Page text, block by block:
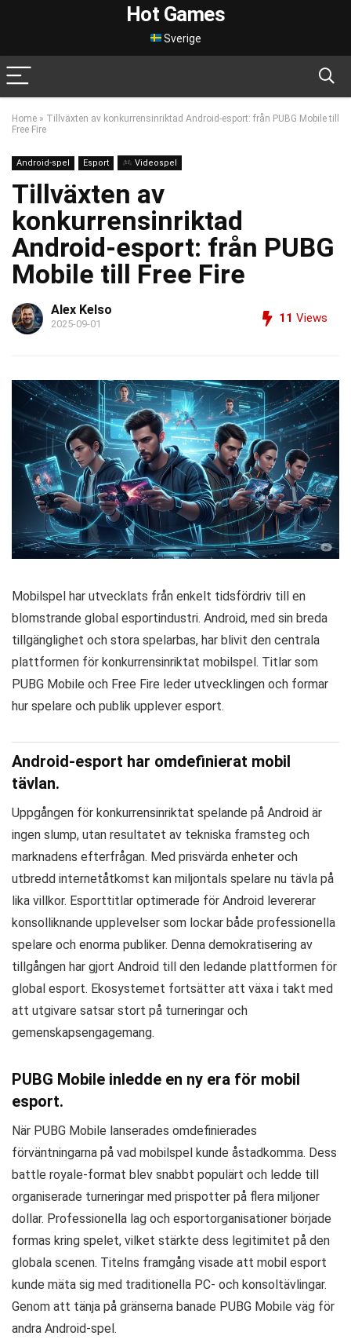
Hot Games
Sverige
Home » Tillväxten av konkurrensinriktad Android-esport: från PUBG Mobile till
Free Fire
Android-spel Esport Videospel
Tillväxten av
konkurrensinriktad
Android-esport: från PUBG
Mobile till Free Fire
Alex Kelso
2025-09-01 11 Views
Mobilspel har utvecklats från enkelt tidsfördriv till en
blomstrande global esportindustri. Android, med sin breda
tillgänglighet och stora spelarbas, har blivit den centrala
plattformen för konkurrensinriktat mobilspel. Titlar som
PUBG Mobile och Free Fire leder utvecklingen och formar
hur spelare och publik upplever esport.
Android-esport har omdefinierat mobil
tävlan.
Uppgången för konkurrensinriktat spelande på Android är
ingen slump, utan resultatet av tekniska framsteg och
marknadens efterfrågan. Med prisvärda enheter och
utbredd internetåtkomst kan miljontals spelare nu tävla på
lika villkor. Esporttitlar optimerade för Android levererar
konsolliknande upplevelser som lockar både professionella
spelare och enorma publiker. Denna demokratisering av
tillgången har gjort Android till den ledande plattformen för
global esport. Ekosystemet fortsätter att växa i takt med
att utgivare satsar stort på turneringar och
gemenskapsengagemang.
PUBG Mobile inledde en ny era för mobil
esport.
När PUBG Mobile lanserades omdefinierades
förväntningarna på vad mobilspel kunde åstadkomma. Dess
battle royale-format blev snabbt populärt och ledde till
organiserade turneringar med prispotter på flera miljoner
dollar. Professionella lag och esportorganisationer började
formas kring spelet, vilket stärkte dess legitimitet på den
globala scenen. Titelns framgång visade att mobil esport
kunde mäta sig med traditionella PC- och konsoltävlingar.
Genom att tänja på gränserna banade PUBG Mobile väg för
andra Android-spel.